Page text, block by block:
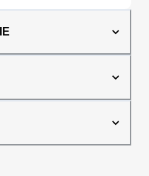
spania typu
osoby. Idealne
gości lub
mebla jest
Dzięki temu
utrzymać
Szczegóły